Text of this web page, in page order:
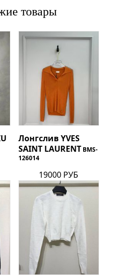
товары
ЛонгсливYVES
SAINT LAURENT BMS-
126014
19000 РУБ